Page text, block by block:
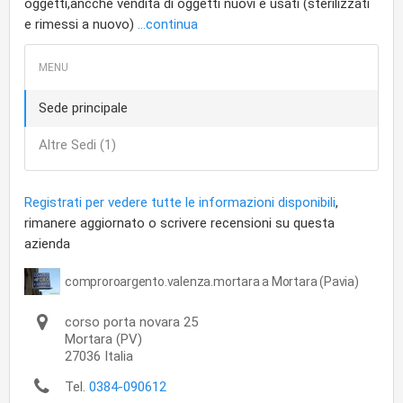
oggetti,ancche vendita di oggetti nuovi e usati (sterilizzati
e rimessi a nuovo) ...continua
Sede principale
Altre Sedi (1)
Registrati per vedere tutte le informazioni disponibili,
rimanere aggiornato o scrivere recensioni su questa
azienda
comproroargento.valenza.mortara a Mortara (Pavia)
corso porta novara 25
Mortara (PV)
27036 Italia
Tel. 0384-090612